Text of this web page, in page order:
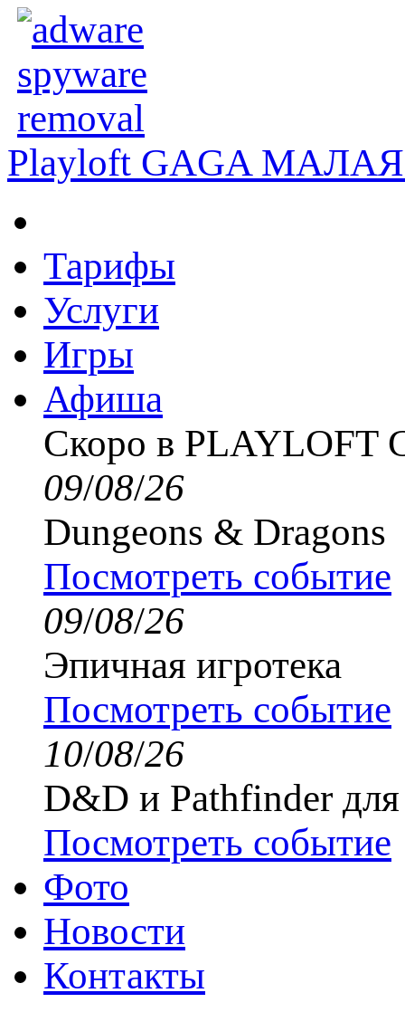
Playloft GAGA МАЛАЯ
Тарифы
Услуги
Игры
Афиша
Скоро в PLAYLOFT
09/08/26
Dungeons & Dragons
Посмотреть событие
09/08/26
Эпичная игротека
Посмотреть событие
10/08/26
D&D и Pathfinder
Посмотреть событие
Фото
Новости
Контакты